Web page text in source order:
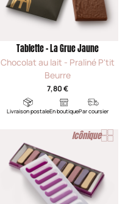
Tablette - La Grue Jaune
Chocolat au lait - Praliné P'tit
Beurre
7,80 €
Livraison postaleEn boutiquePar coursier
Icônique